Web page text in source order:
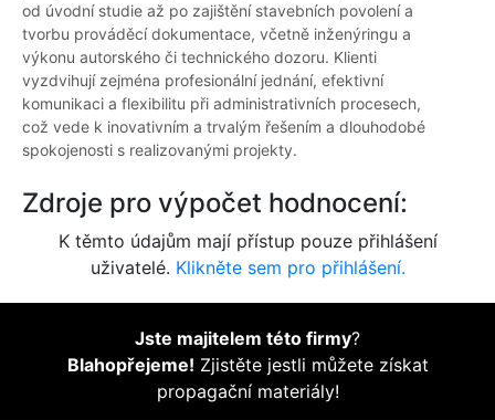
od úvodní studie až po zajištění stavebních povolení a
tvorbu prováděcí dokumentace, včetně inženýringu a
výkonu autorského či technického dozoru. Klienti
vyzdvihují zejména profesionální jednání, efektivní
komunikaci a flexibilitu při administrativních procesech,
což vede k inovativním a trvalým řešením a dlouhodobé
spokojenosti s realizovanými projekty.
Zdroje pro výpočet hodnocení:
K těmto údajům mají přístup pouze přihlášení
uživatelé. Klikněte sem pro přihlášení.
Jste majitelem této firmy?
Blahopřejeme! Zjistěte jestli můžete získat
propagační materiály!